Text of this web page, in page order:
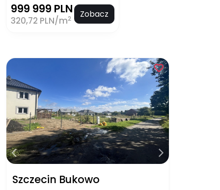
999 999 PLN
320,72 PLN/m2 Zobacz
Szczecin Bukowo